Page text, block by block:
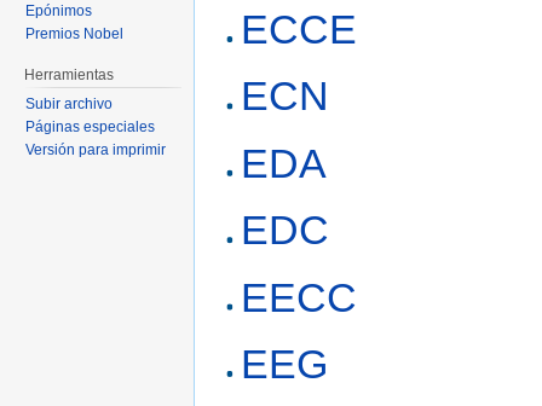
ECCE
ECN
EDA
EDC
EECC
EEG
Epónimos
Premios Nobel
Herramientas
Subir archivo
Páginas especiales
Versión para imprimir